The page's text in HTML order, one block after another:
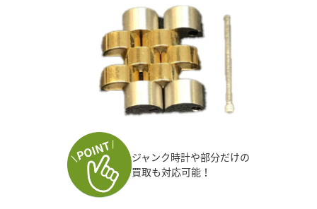
ジャンク時計や部分だけの
買取も対応可能！